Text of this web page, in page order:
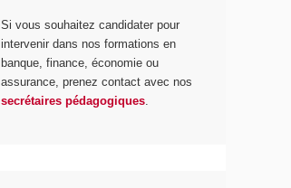
Si vous souhaitez candidater pour
intervenir dans nos formations en
banque, finance, économie ou
assurance, prenez contact avec nos
secrétaires pédagogiques